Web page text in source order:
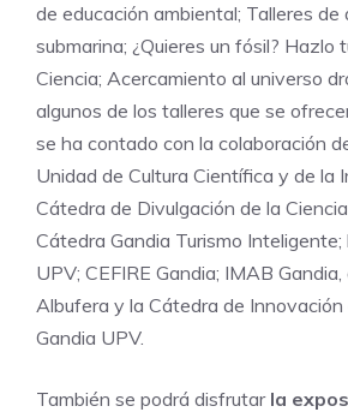
de educación ambiental; Talleres de
submarina; ¿Quieres un fósil? Hazlo
Ciencia; Acercamiento al universo
algunos de los talleres que se
se ha contado con la colaboración
Unidad de Cultura Científica y de la
Cátedra de Divulgación de la
Cátedra Gandia Turismo
UPV; CEFIRE Gandia; IMAB Gandia,
Albufera y la Cátedra de Innovación
Gandia UPV.
También se podrá disfrutarla